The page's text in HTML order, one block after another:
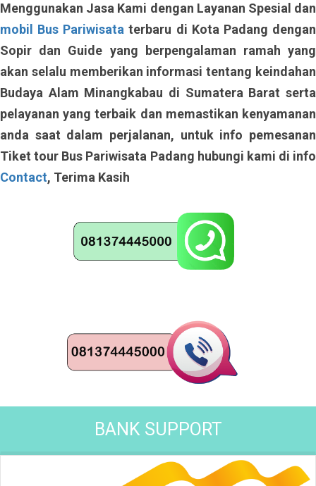
Menggunakan Jasa Kami dengan Layanan Spesial dan
mobil Bus Pariwisata terbaru di Kota Padang dengan
Sopir dan Guide yang berpengalaman ramah yang
akan selalu memberikan informasi tentang keindahan
Budaya Alam Minangkabau di Sumatera Barat serta
pelayanan yang terbaik dan memastikan kenyamanan
anda saat dalam perjalanan, untuk info pemesanan
Tiket tour Bus Pariwisata Padang hubungi kami di info
Contact, Terima Kasih
BANK SUPPORT